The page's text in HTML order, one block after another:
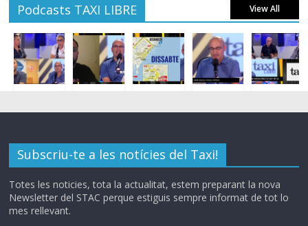
Podcasts TAXI LIBRE View All
Subscriu-te a les notícies del Taxi!
Totes les noticies, tota la actualitat, estem preparant la nova
Newsletter del STAC perque estiguis sempre informat de tot lo
mes rellevant.